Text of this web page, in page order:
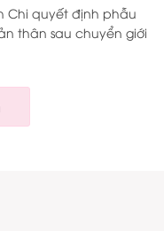
Chi quyết định phẫu
thân sau chuyển giới